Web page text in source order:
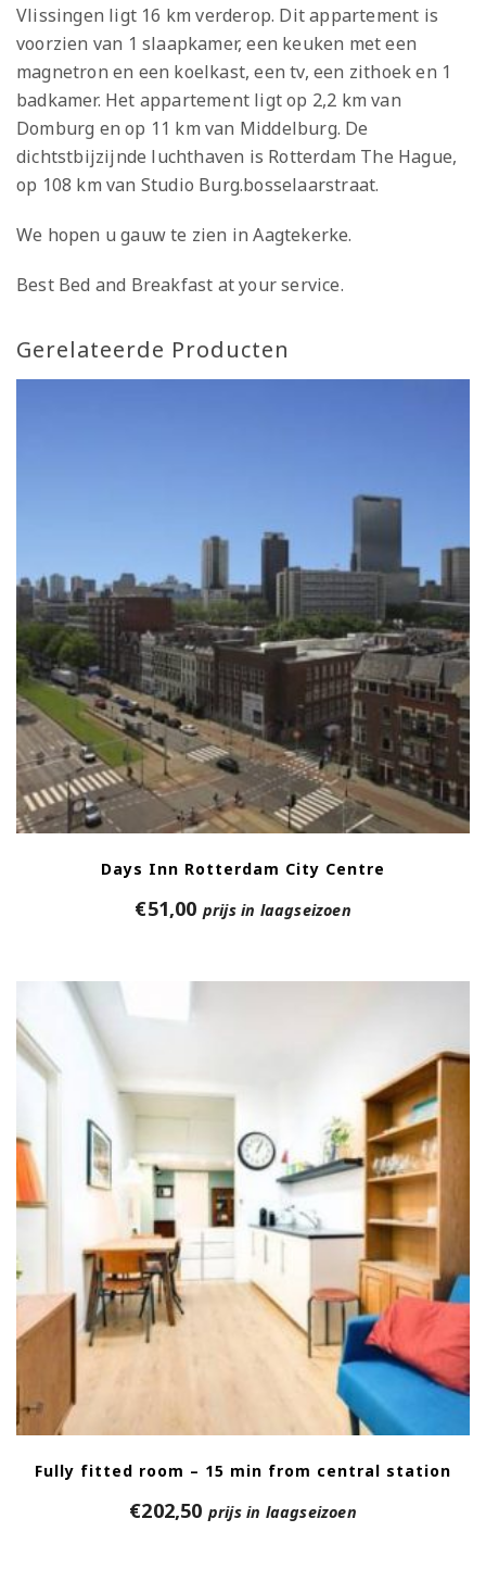
Vlissingen ligt 16 km verderop. Dit appartement is
voorzien van 1 slaapkamer, een keuken met een
magnetron en een koelkast, een tv, een zithoek en 1
badkamer. Het appartement ligt op 2,2 km van
Domburg en op 11 km van Middelburg. De
dichtstbijzijnde luchthaven is Rotterdam The Hague,
op 108 km van Studio Burg.bosselaarstraat.
We hopen u gauw te zien in Aagtekerke.
Best Bed and Breakfast at your service.
Gerelateerde Producten
Days Inn Rotterdam City Centre
€51,00 prijs in laagseizoen
Fully fitted room – 15 min from central station
€202,50 prijs in laagseizoen